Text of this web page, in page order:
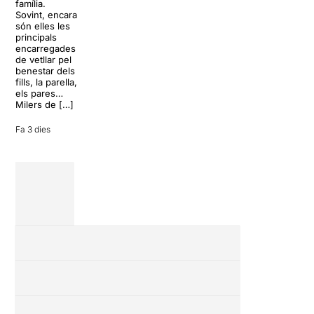
família.
Sovint, encara
són elles les
principals
encarregades
de vetllar pel
benestar dels
fills, la parella,
els pares…
Milers de […]
Fa 3 dies